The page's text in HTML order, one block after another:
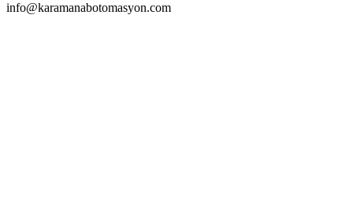
info@karamanabotomasyon.com